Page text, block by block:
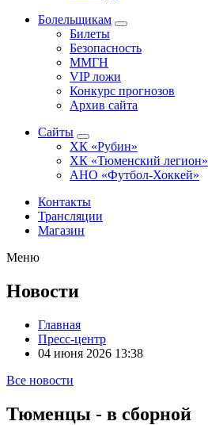
Болельщикам
Билеты
Безопасность
ММГН
VIP ложи
Конкурс прогнозов
Архив сайта
Сайты
ХК «Рубин»
ХК «Тюменский легион»
АНО «Футбол-Хоккей»
Контакты
Трансляции
Магазин
Меню
Новости
Главная
Пресс-центр
04 июня 2026 13:38
Все новости
Тюменцы - в сборной